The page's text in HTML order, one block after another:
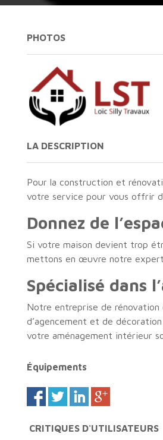
PHOTOS
LA DESCRIPTION
Pour la construction et
votre service pour vous offrir
Donnez de
Si votre maison devient trop
mettons en œuvre notre
Spécialisé dans
Notre entreprise de
d’agencement et de
votre aménagement intérieur
Équipements
CRITIQUES D'UTILISATEURS